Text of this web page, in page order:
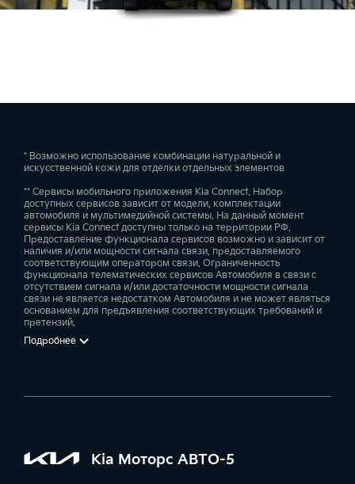
* Возможно использование комбинации натуральной и
искусственной кожи для отделки отдельных элементов
** Сервисы мобильного приложения Kia Connect. Набор
доступных сервисов зависит от модели, комплектации
автомобиля и мультимедийной системы. На данный момент
сервисы Kia Connect доступны только на территории РФ.
Предоставление функционала сервисов возможно и зависит от
наличия и/или мощности сигнала связи, предоставляемого
соответствующим оператором связи. Ограниченность
функционала телематических сервисов Автомобиля в связи с
отсутствием сигнала и/или достаточности мощности сигнала
связи не является недостатком Автомобиля и не может являться
основанием для предъявления соответствующих требований и
претензий.
Подробнее
Kia Моторс АВТО-5